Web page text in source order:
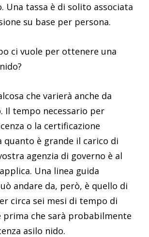
Una tassa è di solito associata
su base per persona.
ci vuole per ottenere una
che varierà anche da
Il tempo necessario per
o la certificazione
quanto è grande il carico di
agenzia di governo è al
Una linea guida
andare da, però, è quello di
circa sei mesi di tempo di
prima che sarà probabilmente
asilo nido.